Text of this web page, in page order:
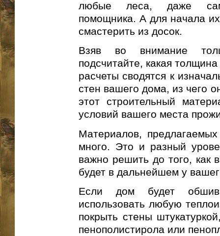
любые леса, даже
помощника. А для начала
смастерить из досок.
Взяв во внимание
подсчитайте, какая
расчеты сводятся к
стен вашего дома, из чего
этот строительный
условий вашего места
Материалов,
много. Это и разный
важно решить до того, как
будет в дальнейшем у
Если дом будет
использовать любую
покрыть стены
пенополистирола или